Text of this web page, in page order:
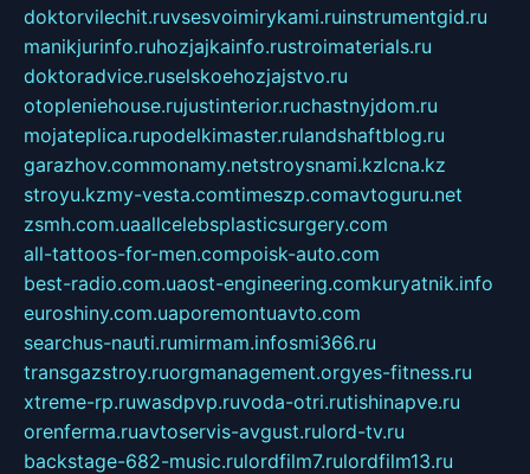
doktorvilechit.ruvsesvoimirykami.ruinstrumentgid.ru
manikjurinfo.ruhozjajkainfo.rustroimaterials.ru
doktoradvice.ruselskoehozjajstvo.ru
otopleniehouse.rujustinterior.ruchastnyjdom.ru
mojateplica.rupodelkimaster.rulandshaftblog.ru
garazhov.commonamy.netstroysnami.kzlcna.kz
stroyu.kzmy-vesta.comtimeszp.comavtoguru.net
zsmh.com.uaallcelebsplasticsurgery.com
all-tattoos-for-men.compoisk-auto.com
best-radio.com.uaost-engineering.comkuryatnik.info
euroshiny.com.uaporemontuavto.com
searchus-nauti.rumirmam.infosmi366.ru
transgazstroy.ruorgmanagement.orgyes-fitness.ru
xtreme-rp.ruwasdpvp.ruvoda-otri.rutishinapve.ru
orenferma.ruavtoservis-avgust.rulord-tv.ru
backstage-682-music.rulordfilm7.rulordfilm13.ru